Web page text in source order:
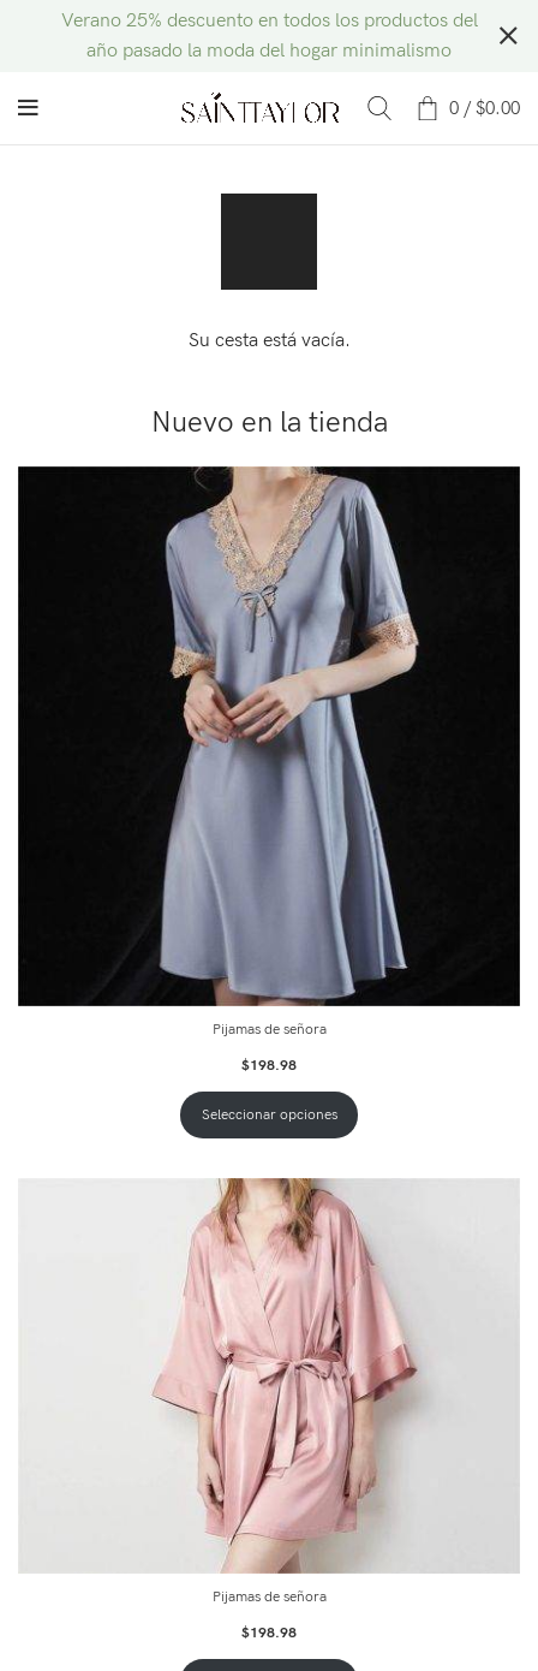
0 / $0.00
Su cesta está vacía.
Nuevo en la tienda
Pijamas de señora
$198.98
Seleccionar opciones
Pijamas de señora
$198.98
Verano 25% descuento en todos los productos del
año pasado la moda del hogar minimalismo